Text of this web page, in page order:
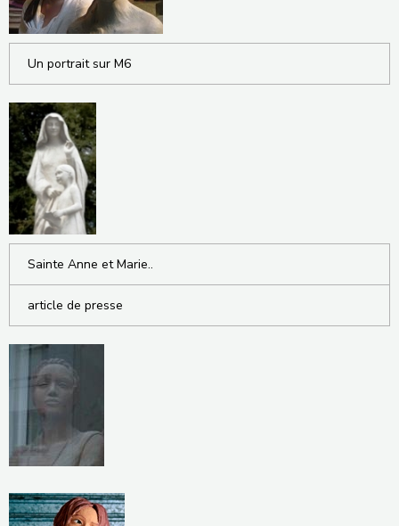
Un portrait sur M6
Sainte Anne et Marie..
article de presse